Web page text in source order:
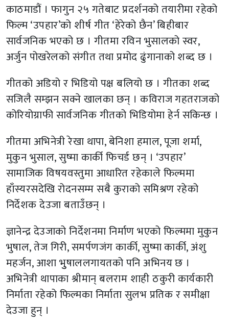
काठमाडौं । फागुन २५ गतेबाट प्रदर्शनको तयारीमा रहेको
फिल्म ‘उपहार’को शीर्ष गीत ‘हेरेको छैन’ बिहीबार
सार्वजनिक भएको छ । गीतमा रविन भुसालको स्वर,
अर्जुन पोखरेलको संगीत तथा प्रमोद ढुंगानाको शब्द छ ।
गीतको अडियो र भिडियो पक्ष बलियो छ । गीतका शब्द
सजिलै सम्झन सक्ने खालका छन् । कविराज गहतराजको
कोरियोग्राफी सार्वजनिक गीतको भिडियोमा हेर्न सकिन्छ ।
गीतमा अभिनेत्री रेखा थापा, बेनिशा हमाल, पूजा शर्मा,
मुकुन भुसाल, सुष्मा कार्की फिचर्ड छन् । ‘उपहार’
सामाजिक विषयवस्तुमा आधारित रहेकाले फिल्ममा
हाँस्यरसदेखि रोदनसम्म सबै कुराको समिश्रण रहेको
निर्देशक देउजा बताउँछन् ।
ज्ञानेन्द्र देउजाको निर्देशनमा निर्माण भएको फिल्ममा मुकुन
भुषाल, तेज गिरी, समर्पणजंग कार्की, सुष्मा कार्की, अंशु
महर्जन, आशा भुुषाललगायतको पनि अभिनय छ ।
अभिनेत्री थापाका श्रीमान् बलराम शाही ठकुरी कार्यकारी
निर्माता रहेको फिल्मका निर्माता सुलभ प्रतिक र समीक्षा
देउजा हुन् ।